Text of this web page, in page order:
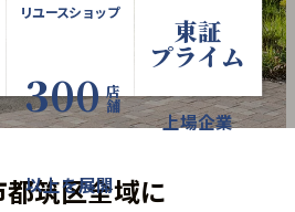
リユースショップ
300店舗
以上を展開
東証
プライム
上場企業
筑区全域に